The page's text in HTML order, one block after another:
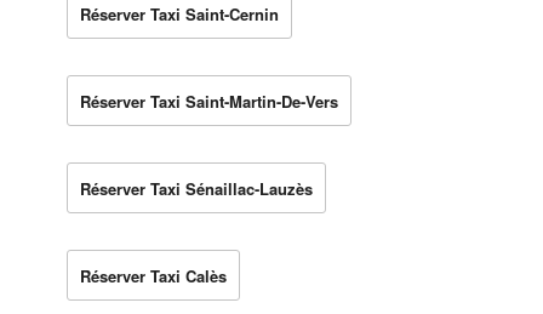
Réserver Taxi Saint-Cernin
Réserver Taxi Saint-Martin-De-Vers
Réserver Taxi Sénaillac-Lauzès
Réserver Taxi Calès